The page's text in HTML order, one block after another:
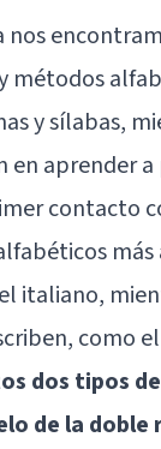
métodos
y sílabas,
aprender
contacto
italiano,
como
dos tipos
de la doble